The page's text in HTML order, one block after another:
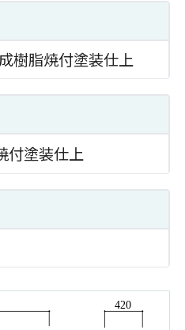
樹脂焼付塗装仕上
塗装仕上